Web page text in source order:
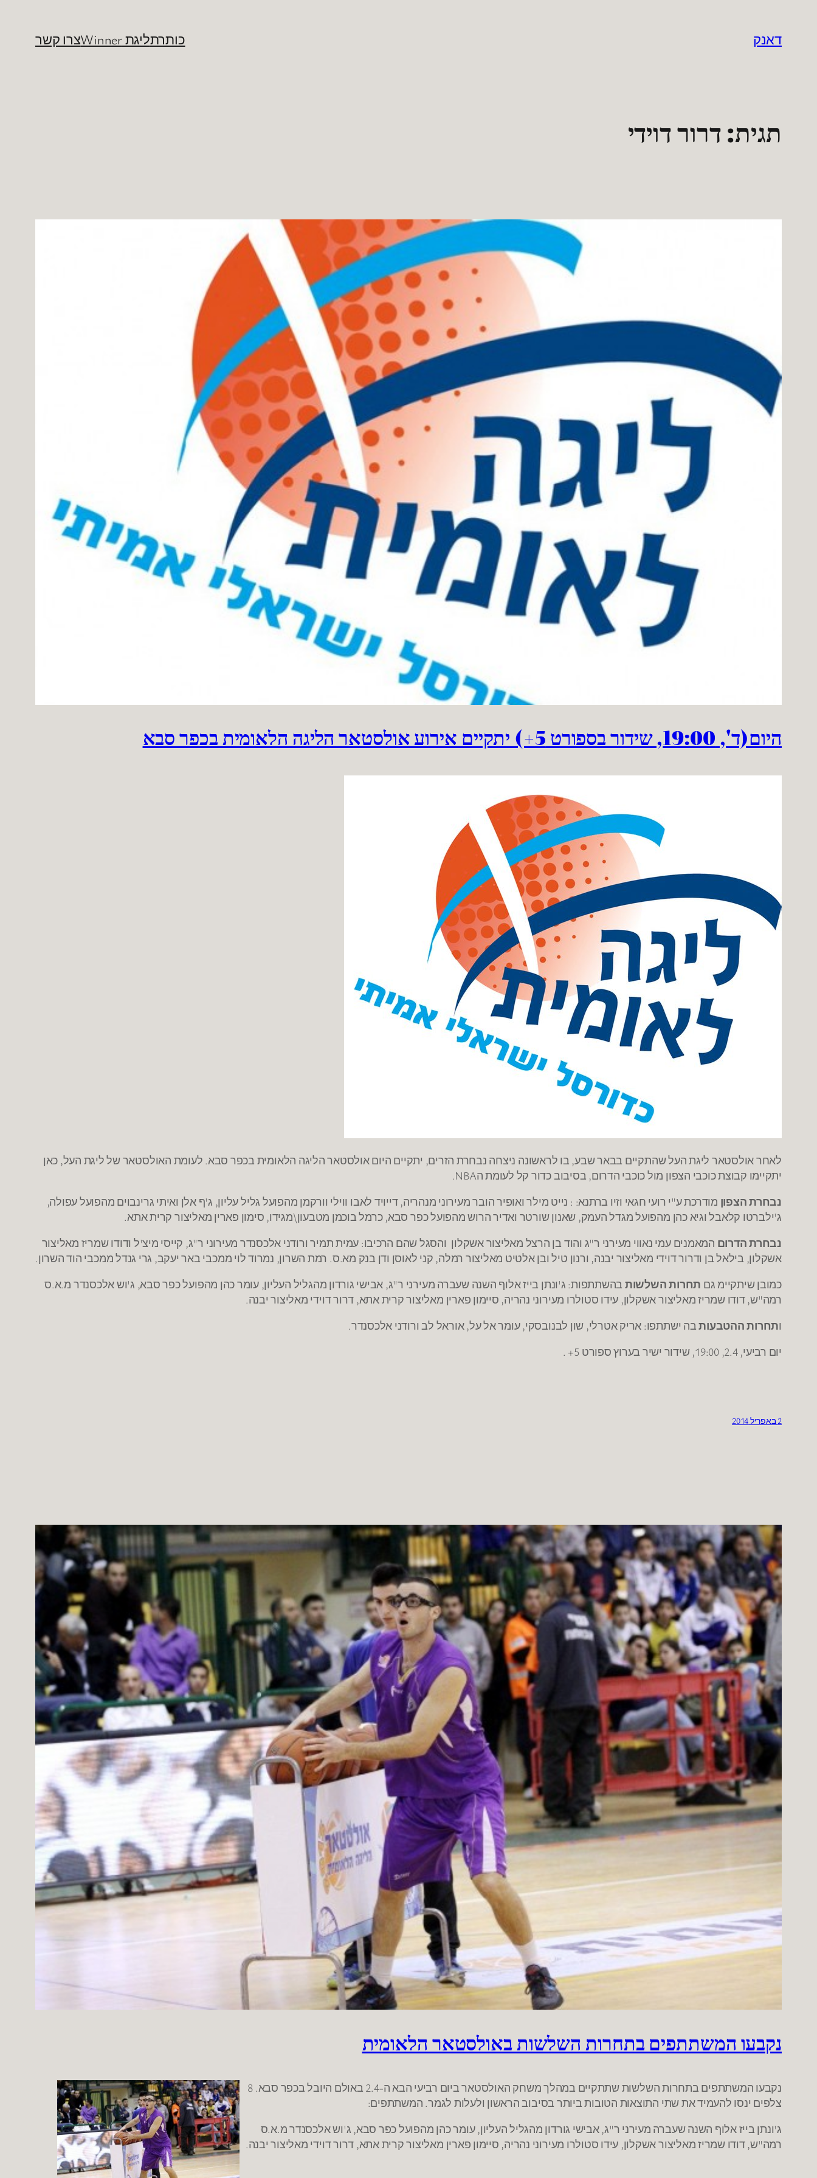
דאנק כותרתליגת Winner צרו קשר
תגית:דרור דוידי
היום(ד', 19:00, שידור בספורט 5+) יתקיים אירוע אולסטאר הליגה הלאומית בכפר סבא
לאחר אולסטאר ליגת העל שהתקיים בבאר שבע, בו לראשונה ניצחה נבחרת הזרים, יתקיים היום אולסטאר הליגה הלאומית בכפר סבא. לעומת האולסטאר של ליגת העל, כאן
יתקיימו קבוצת כוכבי הצפון מול כוכבי הדרום, בסיבוב כדור קל לעומת הNBA.
נבחרת הצפון מודרכת ע"י רועי חגאי וזיו ברתנא: : נייט מילר ואופיר הובר מעירוני מנהריה, דייויד לאבו ווילי וורקמן מהפועל גליל עליון, ג'ף אלן ואיתי גרינבוים מהפועל עפולה,
ג'ילברטו קלאבל וגיא כהן מהפועל מגדל העמק, שאנון שורטר ואדיר הרוש מהפועל כפר סבא, כרמל בוכמן מטבעון\מגידו, סימון פארין מאליצור קרית אתא.
נבחרת הדרום המאמנים עמי נאווי מעירני ר"ג והוד בן הרצל מאליצור אשקלון והסגל שהם הרכיבו: עמית תמיר ורודני אלכסנדר מעירוני ר"ג, קייסי מיצ'ל ודודו שמריז מאליצור
אשקלון, בילאל בן ודרור דוידי מאליצור יבנה, ורנון טיל ובן אלטיט מאליצור רמלה, קני לאוסן ודן בנק מא.ס. רמת השרון, נמרוד לוי ממכבי באר יעקב, גרי גנדל ממכבי הוד השרון.
כמובן שיתקיימ גם תחרות השלשות בהשתתפות: ג'ונתן בייז אלוף השנה שעברה מעירני ר"ג, אבישי גורדון מהגליל העליון, עומר כהן מהפועל כפר סבא, ג'וש אלכסנדר מ.א.ס
רמה"ש, דודו שמריז מאליצור אשקלון, עידו סטולרו מעירוני נהריה, סיימון פארין מאליצור קרית אתא, דרור דוידי מאליצור יבנה.
ותחרות ההטבעותבה ישתתפו: אריק אטרלי, שון לבנובסקי, עומר אל על, אוראל לב ורודני אלכסנדר.
יום רביעי, 2.4, 19:00, שידור ישיר בערוץ ספורט 5+ .
2 באפריל 2014
נקבעו המשתתפים בתחרות השלשות באולסטאר הלאומית
נקבעו המשתתפים בתחרות השלשות שתתקיים במהלך משחק האולסטאר ביום רביעי הבא ה-2.4 באולם היובל בכפר סבא. 8
צלפים ינסו להעמיד את שתי התוצאות הטובות ביותר בסיבוב הראשון ולעלות לגמר. המשתתפים:
ג'ונתן בייז אלוף השנה שעברה מעירני ר"ג, אבישי גורדון מהגליל העליון, עומר כהן מהפועל כפר סבא, ג'וש אלכסנדר מ.א.ס
רמה"ש, דודו שמריז מאליצור אשקלון, עידו סטולרו מעירוני נהריה, סיימון פארין מאליצור קרית אתא, דרור דוידי מאליצור יבנה.